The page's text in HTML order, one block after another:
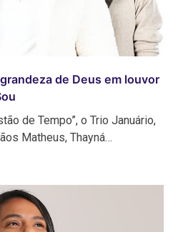
de Deus em louvor
de Tempo”, o Trio Januário,
Matheus, Thayná…